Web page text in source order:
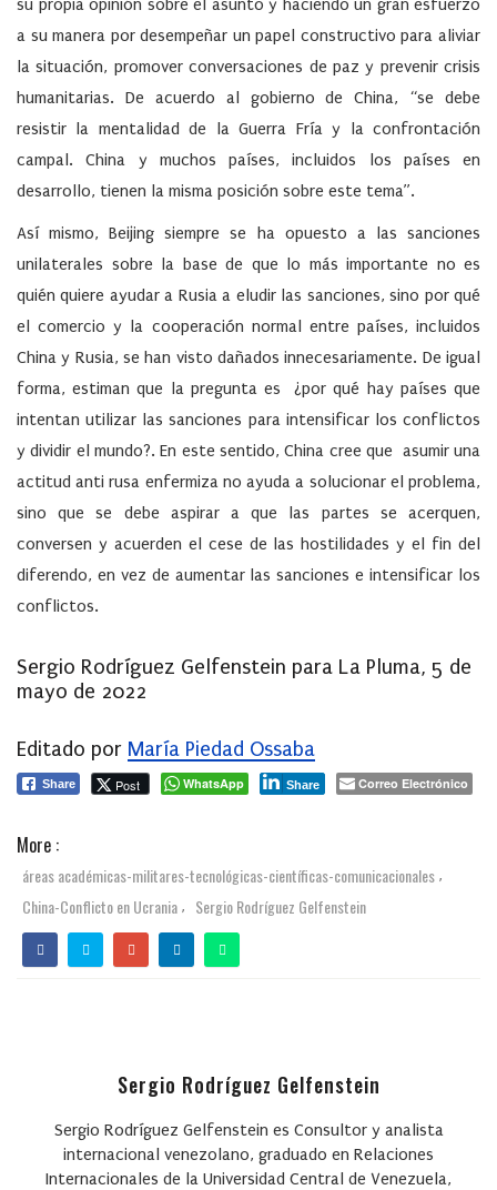
su propia opinión sobre el asunto y haciendo un gran esfuerzo
a su manera por desempeñar un papel constructivo para aliviar
la situación, promover conversaciones de paz y prevenir crisis
humanitarias. De acuerdo al gobierno de China, “se debe
resistir la mentalidad de la Guerra Fría y la confrontación
campal. China y muchos países, incluidos los países en
desarrollo, tienen la misma posición sobre este tema”.
Así mismo, Beijing siempre se ha opuesto a las sanciones
unilaterales sobre la base de que lo más importante no es
quién quiere ayudar a Rusia a eludir las sanciones, sino por qué
el comercio y la cooperación normal entre países, incluidos
China y Rusia, se han visto dañados innecesariamente. De igual
forma, estiman que la pregunta es ¿por qué hay países que
intentan utilizar las sanciones para intensificar los conflictos
y dividir el mundo?. En este sentido, China cree que asumir una
actitud anti rusa enfermiza no ayuda a solucionar el problema,
sino que se debe aspirar a que las partes se acerquen,
conversen y acuerden el cese de las hostilidades y el fin del
diferendo, en vez de aumentar las sanciones e intensificar los
conflictos.
Sergio Rodríguez Gelfenstein para La Pluma, 5 de
mayo de 2022
Editado por María Piedad Ossaba
Share Post WhatsApp Share Correo Electrónico
More :
áreas académicas-militares-tecnológicas-científicas-comunicacionales ,
China-Conflicto en Ucrania , Sergio Rodríguez Gelfenstein
Sergio Rodríguez Gelfenstein
Sergio Rodríguez Gelfenstein es Consultor y analista
internacional venezolano, graduado en Relaciones
Internacionales de la Universidad Central de Venezuela,